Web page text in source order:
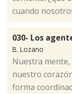
cuando
030- Los
B. Lozano
​Nuestra mente,
nuestro
forma